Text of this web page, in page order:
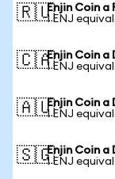
🇷🇺Enjin Coin a
1 ENJ
🇨🇦Enjin Coin a
1 ENJ
🇦🇺Enjin Coin
1 ENJ
🇸🇬Enjin Coin a
1 ENJ